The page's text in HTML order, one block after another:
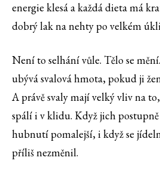
energie klesá a každá dieta má
dobrý lak na nehty po velkém
Není to selhání vůle. Tělo se
ubývá svalová hmota, pokud ji
A právě svaly mají velký vliv na
spálí i v klidu. Když jich
hubnutí pomalejší, i když se
příliš nezměnil.